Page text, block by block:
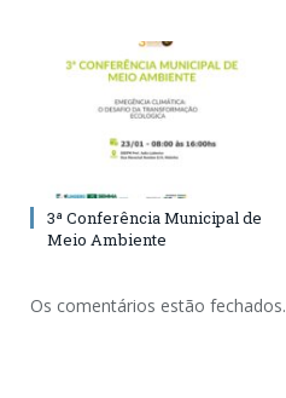
3ª Conferência Municipal de
Meio Ambiente
Os comentários estão fechados.